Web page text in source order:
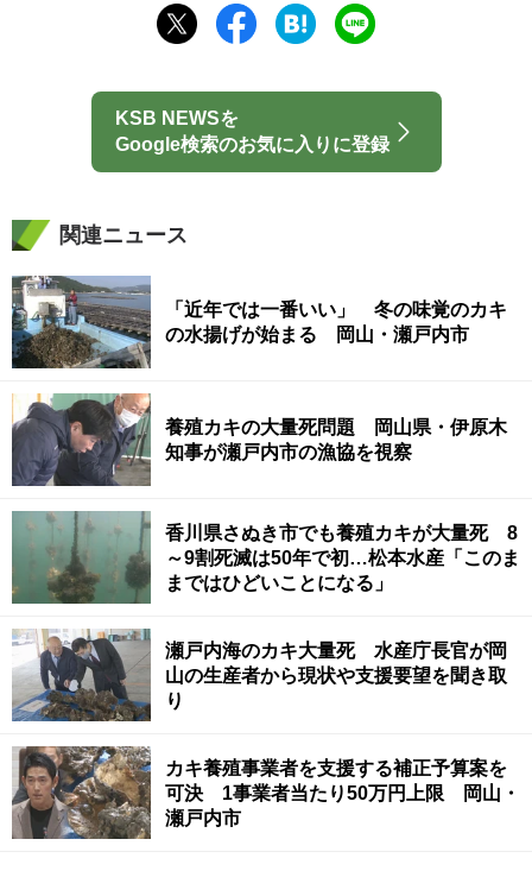
KSB NEWSを
Google検索のお気に入りに登録
関連ニュース
「近年では一番いい」 冬の味覚のカキ
の水揚げが始まる 岡山・瀬戸内市
養殖カキの大量死問題 岡山県・伊原木
知事が瀬戸内市の漁協を視察
香川県さぬき市でも養殖カキが大量死 8
～9割死滅は50年で初…松本水産「このま
まではひどいことになる」
瀬戸内海のカキ大量死 水産庁長官が岡
山の生産者から現状や支援要望を聞き取
り
カキ養殖事業者を支援する補正予算案を
可決 1事業者当たり50万円上限 岡山・
瀬戸内市